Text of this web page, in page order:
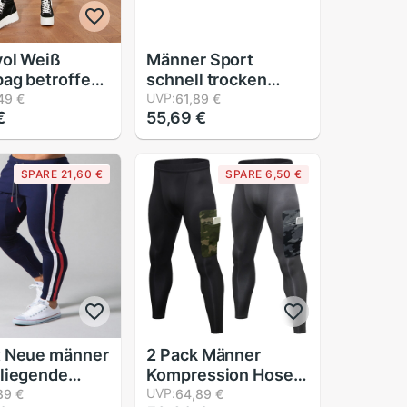
Weiß
betroffen
€
Männer Sport
schnell trocken
Fitness
Fitnessstudio
Kompression Profi
Strumpfhosen
Hosen Legings Zug
Jogger Basketball
Leggings Laufen
Fitness Hosen
UVP:61,89 €
55,69 €
SPARE 21,60 €
männer
und
€
SPARE 6,50 €
2 Pack Männer
Kompression Hosen
Fitness Hosen
UVP:64,89 €